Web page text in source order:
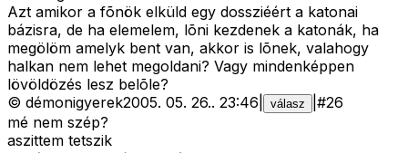
Azt amikor a fõnök elküld egy dossziéért a katonai
bázisra, de ha elemelem, lõni kezdenek a katonák, ha
megölöm amelyk bent van, akkor is lõnek, valahogy
halkan nem lehet megoldani? Vagy mindenképpen
lövöldözés lesz belõle?
© démonigyerek2005. 05. 26.. 23:46 válasz #26
mé nem szép?
aszittem tetszik